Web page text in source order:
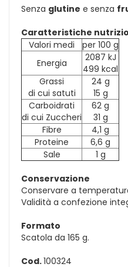
Senza glutine e senza
Caratteristiche
Valori medi
per 100 g
Energia
2087 kJ
499 kcal
Grassi
di cui satuti
24 g
15 g
Carboidrati
di cui Zuccheri
62 g
31 g
Fibre
4,1 g
Proteine
6,6 g
Sale
1 g
Conservazione
Conservare a
Validità a confezione
Formato
Scatola da 165 g.
Cod.100324